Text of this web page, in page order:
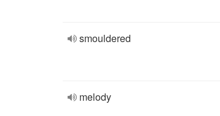
smouldered
melody